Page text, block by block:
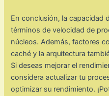
En conclusión, la capacidad
términos de velocidad de
núcleos. Además, factores
caché y la arquitectura
Si deseas mejorar el
considera actualizar tu
optimizar su rendimiento.